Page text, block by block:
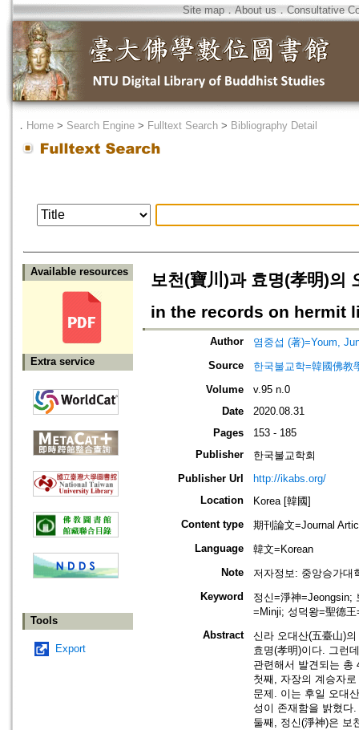
Site map．About us ． Consultative
． Home > Search Engine > Fulltext Search > Bibliography Detail
Available resources
Extra service
Tools
Export
보천(寶川)과 효명(孝明)
in the records on hermit
Author
염중섭 (著)=Youm,
Source
한국불교학=韓國佛教
Volume
v.95 n.0
Date
2020.08.31
Pages
153 - 185
Publisher
한국불교학회
Publisher Url
http://ikabs.org/
Location
Korea [韓國]
Content type
期刊論文=Journal
Language
韓文=Korean
Note
저자정보: 중앙승가대
Keyword
정신=淨神=Jeongsin;
=Minji; 성덕왕=聖德
Abstract
신라 오대산(五臺山)
효명(孝明)이다. 그런
관련해서 발견되는 총
첫째, 자장의 계승자
문제. 이는 후일 오대
성이 존재함을 밝혔다.
둘째, 정신(淨神)은 보